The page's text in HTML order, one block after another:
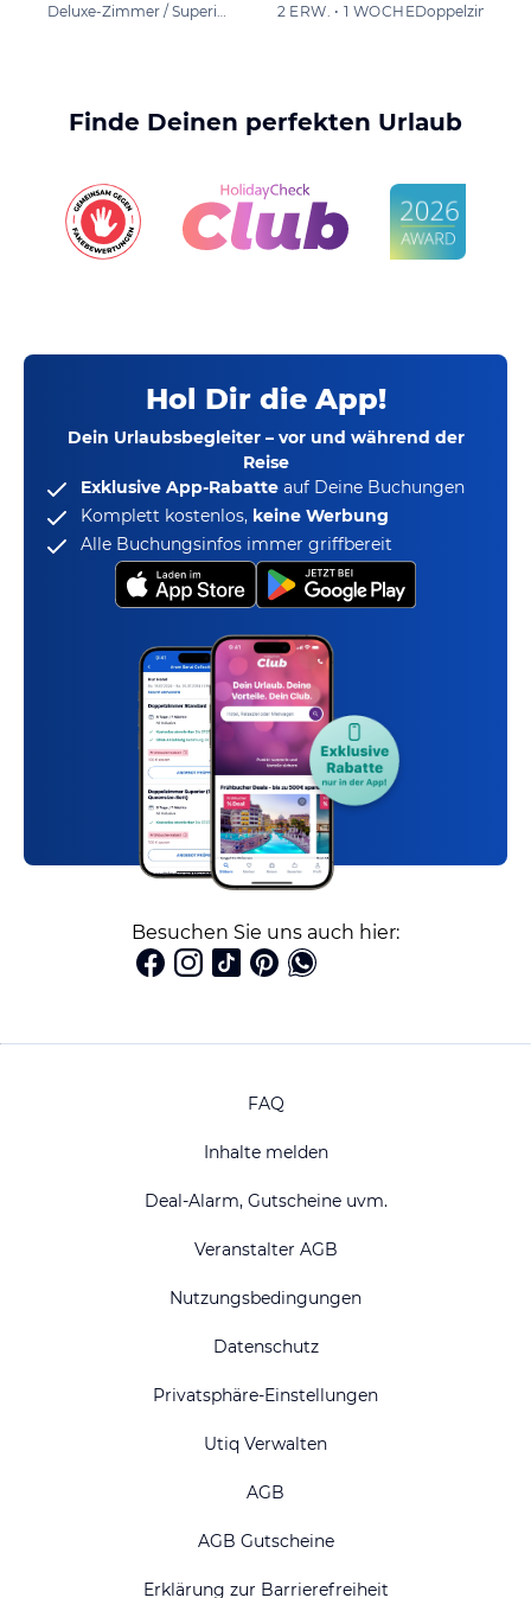
Deluxe-Zimmer / Superior
2 ERW. • 1 WOCHEDoppelzimmer
Finde Deinen perfekten Urlaub
Hol Dir die App!
Dein Urlaubsbegleiter – vor und während der
Reise
Exklusive App-Rabatte auf Deine Buchungen
Komplett kostenlos, keine Werbung
Alle Buchungsinfos immer griffbereit
Besuchen Sie uns auch hier:
FAQ
Inhalte melden
Deal-Alarm, Gutscheine uvm.
Veranstalter AGB
Nutzungsbedingungen
Datenschutz
Privatsphäre-Einstellungen
Utiq Verwalten
AGB
AGB Gutscheine
Erklärung zur Barrierefreiheit